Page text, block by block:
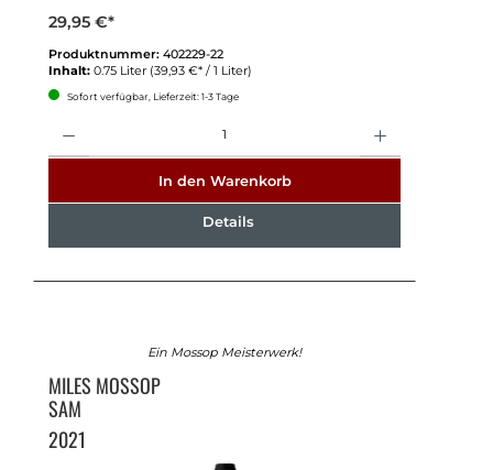
29,95 €*
Produktnummer: 402229-22
Inhalt: 0.75 Liter (39,93 €* / 1 Liter)
Sofort verfügbar, Lieferzeit: 1-3 Tage
In den Warenkorb
Details
Ein Mossop Meisterwerk!
MILES MOSSOP
SAM
2021